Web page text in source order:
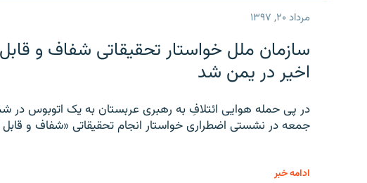
مرداد ۲۰, ۱۳۹۷
سازمان ملل خواستار تحقیقاتی شفاف و
اخیر در یمن شد
در پی حمله هوایی ائتلافِ به رهبری عربستان به یک اتوبوس در
جمعه در نشستی اضطراری خواستار انجام تحقیقاتی «شفاف و
ادامه خبر